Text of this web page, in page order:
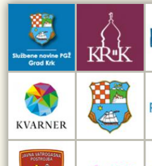
Kulturno-turistička ruta Putovima Frankopana
Dar iz Krka
Interpretacijski centar pomorske baštine